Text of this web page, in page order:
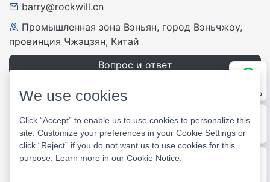
barry@rockwill.cn
Промышленная зона Вэньян, город Вэньчжоу,
провинция Чжэцзян, Китай
Вопрос и ответ
WhatsApp
E-mail
We use cookies
Click “Accept” to enable us to use cookies to personalize this
site. Customize your preferences in your Cookie Settings or
click “Reject” if you do not want us to use cookies for this
purpose. Learn more in our Cookie Notice